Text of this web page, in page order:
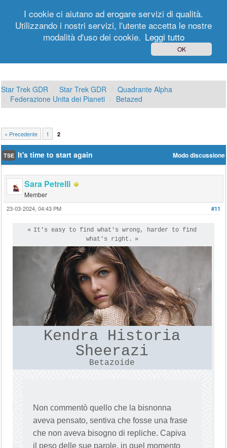
Registrati
Star Trek GDR Star Trek GDR
Quadrante Alpha
Federazione Unita dei Pianeti
Betazed
« Precedente 1 2
Modo discussione
TSE It's time to start again
Sara Petrelli
Member
#11
23-03-2024, 04:43 PM
It's easy to find what's wrong, harder to find
what's right.
Kendra Historia
Sheerazi
Betazoide
Non commentò quello che la bisnonna
aveva pensato, sentiva che fosse una frase
che non aveva bisogno di repliche. Capiva
il peso delle sue parole, in quel momento
I cookie ci aiutano ad erogare servizi di qualità.
Utilizzando i nostri servizi, l'utente accetta le nostre
modalità d'uso dei cookie. Leggi tutto
OK